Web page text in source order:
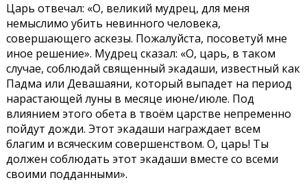
Царь отвечал: «О, великий мудрец, для меня
немыслимо убить невинного человека,
совершающего аскезы. Пожалуйста, посоветуй мне
иное решение». Мудрец сказал: «О, царь, в таком
случае, соблюдай священный экадаши, известный как
Падма или Девашаяни, который выпадет на период
нарастающей луны в месяце июне/июле. Под
влиянием этого обета в твоём царстве непременно
пойдут дожди. Этот экадаши награждает всем
благим и всяческим совершенством. О, царь! Ты
должен соблюдать этот экадаши вместе со всеми
своими подданными».